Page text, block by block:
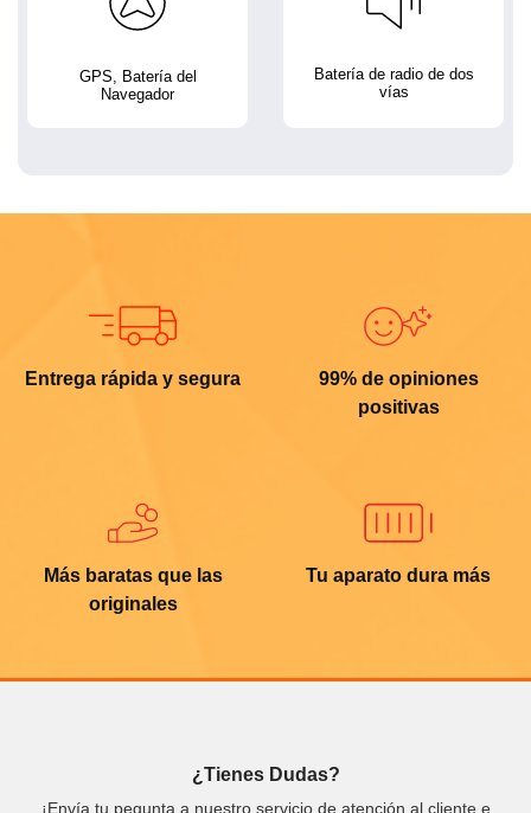
GPS, Batería del
Navegador
Batería de radio de dos
vías
Entrega rápida y segura
99% de opiniones
positivas
Más baratas que las
originales
Tu aparato dura más
¿Tienes Dudas?
¡Envía tu pegunta a nuestro servicio de atención al cliente e